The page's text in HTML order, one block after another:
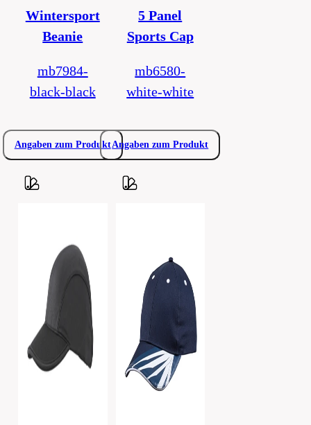
Wintersport
Beanie
mb7984-
black-black
Angaben zum Produkt
5 Panel
Sports Cap
mb6580-
white-white
Angaben zum Produkt